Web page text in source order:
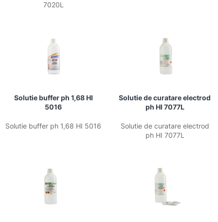
7020L
Solutie buffer ph 1,68 HI
5016
Solutie buffer ph 1,68 HI 5016
Solutie de curatare electrod
ph HI 7077L
Solutie de curatare electrod
ph HI 7077L